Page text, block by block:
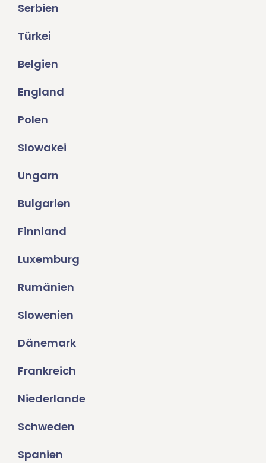
Serbien
Türkei
Belgien
England
Polen
Slowakei
Ungarn
Bulgarien
Finnland
Luxemburg
Rumänien
Slowenien
Dänemark
Frankreich
Niederlande
Schweden
Spanien